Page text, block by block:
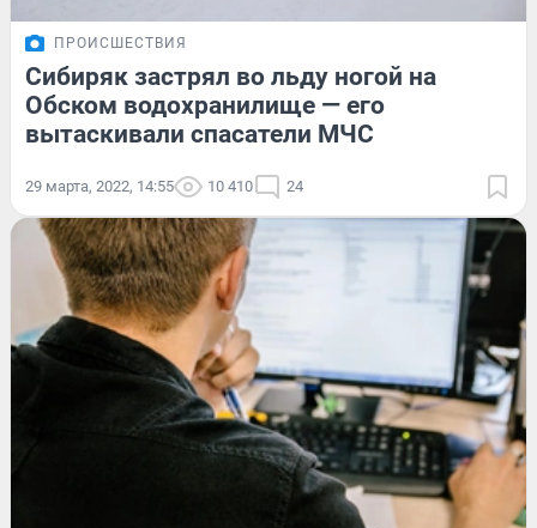
ПРОИСШЕСТВИЯ
Сибиряк застрял во льду ногой на
Обском водохранилище — его
вытаскивали спасатели МЧС
29 марта, 2022, 14:55 10 410 24